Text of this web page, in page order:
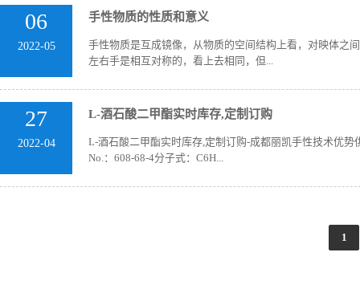
06
2022-05
手性物质的性质和意义
手性物质是互成镜像，从物质的空间结构上看，对映体之
左右手是相互对称的，看上去相同，但...
27
2022-04
L-酒石酸二甲酯实时库存,定制订购
L-酒石酸二甲酯实时库存,定制订购-成都丽凯手性技术优
No.：608-68-4分子式：C6H...
1